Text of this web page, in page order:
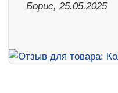
Борис, 25.05.2025